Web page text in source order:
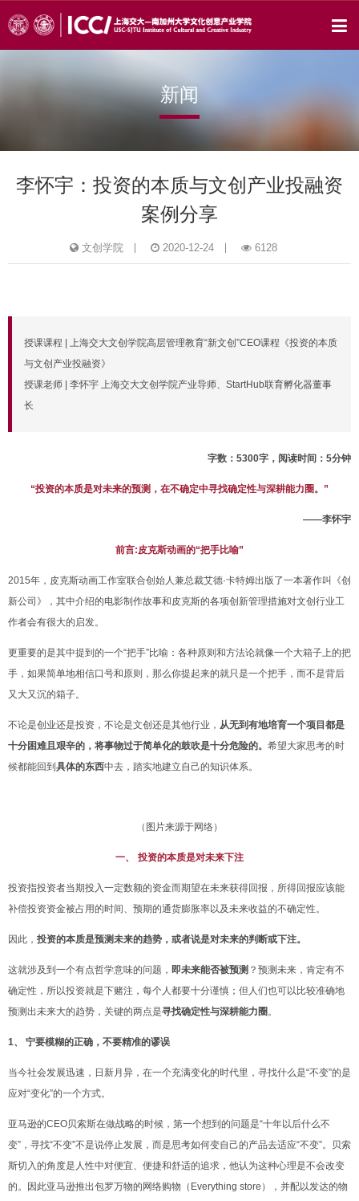
新闻
李怀宇：投资的本质与文创产业投融资
案例分享
文创学院 2020-12-24 6128
授课课程 | 上海交大文创学院高层管理教育“新文创”CEO课程《投资的本质
与文创产业投融资》
授课老师 | 李怀宇 上海交大文创学院产业导师、StartHub联育孵化器董事
长
字数：5300字，阅读时间：5分钟
“投资的本质是对未来的预测，在不确定中寻找确定性与深耕能力圈。”
——李怀宇
前言:皮克斯动画的“把手比喻”
2015年，皮克斯动画工作室联合创始人兼总裁艾德·卡特姆出版了一本著作叫《创
新公司》，其中介绍的电影制作故事和皮克斯的各项创新管理措施对文创行业工
作者会有很大的启发。
更重要的是其中提到的一个“把手”比喻：各种原则和方法论就像一个大箱子上的把
手，如果简单地相信口号和原则，那么你提起来的就只是一个把手，而不是背后
又大又沉的箱子。
不论是创业还是投资，不论是文创还是其他行业， 从无到有地培育一个项目都是
十分困难且艰辛的，将事物过于简单化的鼓吹是十分危险的。 希望大家思考的时
候都能回到 具体的东西中去，踏实地建立自己的知识体系。
（图片来源于网络）
一、 投资的本质是对未来下注
投资指投资者当期投入一定数额的资金而期望在未来获得回报，所得回报应该能
补偿投资资金被占用的时间、预期的通货膨胀率以及未来收益的不确定性。
因此， 投资的本质是预测未来的趋势，或者说是对未来的判断或下注。
这就涉及到一个有点哲学意味的问题， 即未来能否被预测 ？预测未来，肯定有不
确定性，所以投资就是下赌注，每个人都要十分谨慎；但人们也可以比较准确地
预测出未来大的趋势，关键的两点是寻找确定性与深耕能力圈。
1、 宁要模糊的正确，不要精准的谬误
当今社会发展迅速，日新月异，在一个充满变化的时代里，寻找什么是“不变”的是
应对“变化”的一个方式。
亚马逊的CEO贝索斯在做战略的时候，第一个想到 的问题是“十年以后什么不
变”，寻找“不变”不是说停止发展，而是思考如何变自己的产品去适应“不变”。贝索
斯切入的角度是人性中对便宜、便捷和舒适的追求，他认为这种心理是不会改变
的。因此亚马逊推出包罗万物的网络购物（Everything store），并配以发达的物